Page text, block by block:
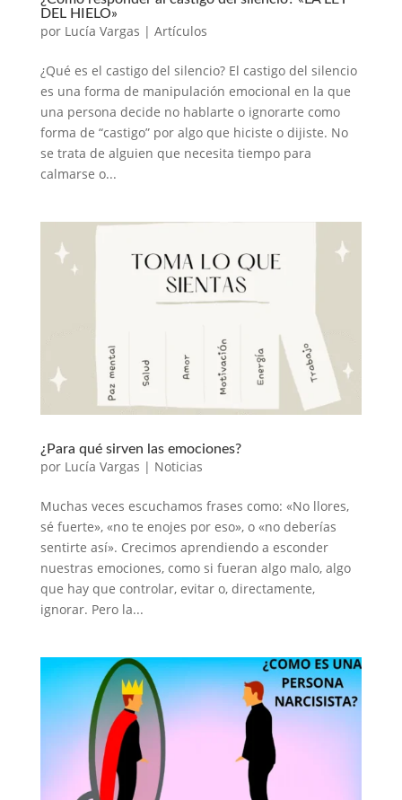
DEL HIELO»
por Lucía Vargas | Artículos
¿Qué es el castigo del silencio? El castigo del silencio
es una forma de manipulación emocional en la que
una persona decide no hablarte o ignorarte como
forma de “castigo” por algo que hiciste o dijiste. No
se trata de alguien que necesita tiempo para
calmarse o...
¿Para qué sirven las emociones?
por Lucía Vargas | Noticias
Muchas veces escuchamos frases como: «No llores,
sé fuerte», «no te enojes por eso», o «no deberías
sentirte así». Crecimos aprendiendo a esconder
nuestras emociones, como si fueran algo malo, algo
que hay que controlar, evitar o, directamente,
ignorar. Pero la...